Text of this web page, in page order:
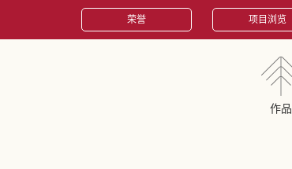
荣誉 项目浏览
作品